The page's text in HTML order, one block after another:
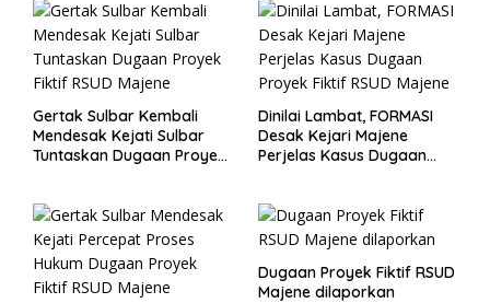
Gertak Sulbar Kembali
Mendesak Kejati Sulbar
Tuntaskan Dugaan Proyek
Dinilai Lambat, FORMASI
Desak Kejari Majene
Perjelas Kasus Dugaan
Dugaan Proyek Fiktif RSUD
Majene dilaporkan